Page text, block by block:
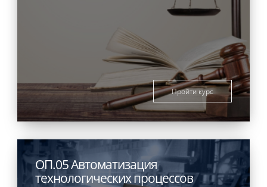
Пройти курс
ОП.05 Автоматизация
технологических процессов